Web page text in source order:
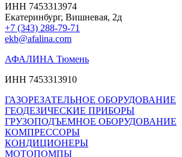
ИНН 7453313974
Екатеринбург, Вишневая, 2д
+7 (343) 288-79-71
ekb@afalina.com
АФАЛИНА Тюмень
ИНН 7453313910
ГАЗОРЕЗАТЕЛЬНОЕ ОБОРУДОВАНИЕ
ГЕОДЕЗИЧЕСКИЕ ПРИБОРЫ
ГРУЗОПОДЪЕМНОЕ ОБОРУДОВАНИЕ
КОМПРЕССОРЫ
КОНДИЦИОНЕРЫ
МОТОПОМПЫ